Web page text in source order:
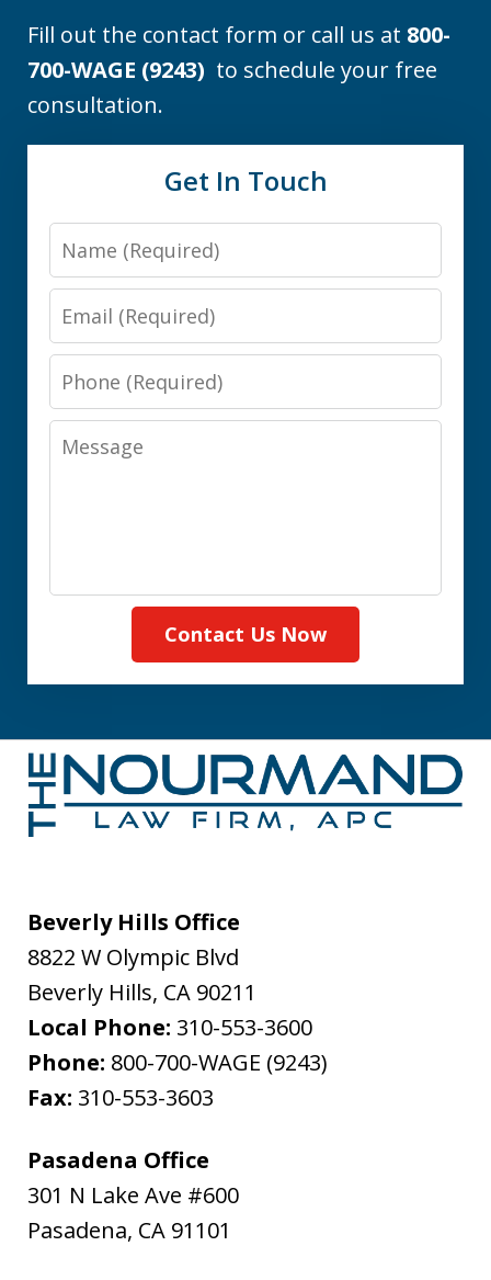
Fill out the contact form or call us at 800-
700-WAGE (9243) to schedule your free
consultation.
Get In Touch
Name
Email
Phone
Message
Contact Us Now
Beverly Hills Office
8822 W Olympic Blvd
Beverly Hills, CA 90211
Local Phone: 310-553-3600
Phone: 800-700-WAGE (9243)
Fax: 310-553-3603
Pasadena Office
301 N Lake Ave #600
Pasadena, CA 91101